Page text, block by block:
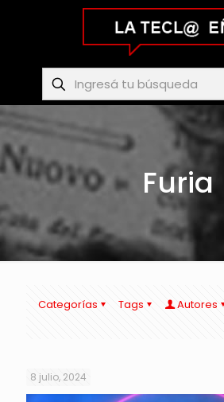
Furia
Categorías Tags
Autores
8 julio, 2024